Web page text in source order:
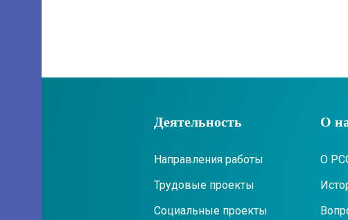
Деятельность
Направления работы
Трудовые проекты
Социальные проекты
О
О